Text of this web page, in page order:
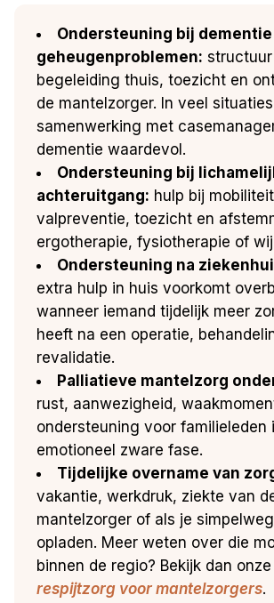
Ondersteuning bij dementie
geheugenproblemen:
begeleiding thuis, toezicht en
de mantelzorger. In veel
samenwerking met
dementie waardevol.
Ondersteuning bij
achteruitgang: hulp bij
valpreventie, toezicht en
ergotherapie, fysiotherapie of
Ondersteuning na
extra hulp in huis voorkomt
wanneer iemand tijdelijk meer
heeft na een operatie,
revalidatie.
Palliatieve mantelzorg
rust, aanwezigheid,
ondersteuning voor familieleden
emotioneel zware fase.
Tijdelijke overname van
vakantie, werkdruk, ziekte van
mantelzorger of als je
opladen. Meer weten over die
binnen de regio? Bekijk dan
respijtzorg voor mantelzorgers.